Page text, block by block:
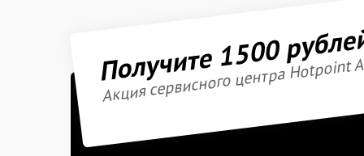
Получите 1500
Акция сервисного центра Hotpoint